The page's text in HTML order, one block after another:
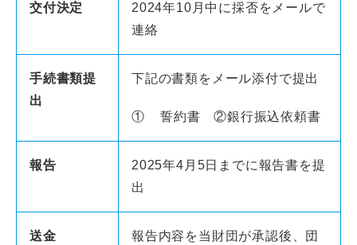
交付決定
2024年10月中に採否をメールで
連絡
手続書類提
出
下記の書類をメール添付で提出
① 誓約書 ②銀行振込依頼書
報告
2025年4月5日までに報告書を提
出
送金
報告内容を当財団が承認後、団